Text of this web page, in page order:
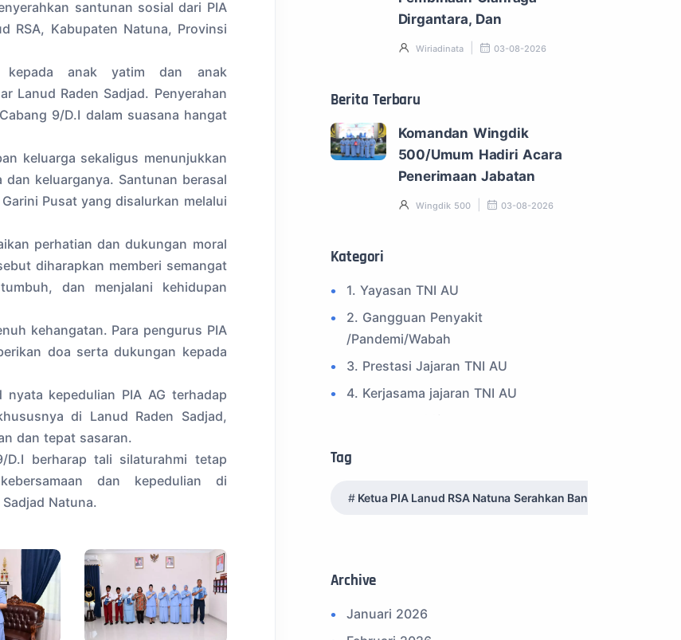
santunan sosial dari PIA
RSA, Kabupaten Natuna, Provinsi
kepada anak yatim dan anak
Lanud Raden Sadjad. Penyerahan
9/D.I dalam suasana hangat
keluarga sekaligus menunjukkan
keluarganya. Santunan berasal
Pusat yang disalurkan melalui
perhatian dan dukungan moral
diharapkan memberi semangat
dan menjalani kehidupan
kehangatan. Para pengurus PIA
doa serta dukungan kepada
kepedulian PIA AG terhadap
di Lanud Raden Sadjad,
dan tepat sasaran.
D.I berharap tali silaturahmi tetap
dan kepedulian di
Natuna.
Dirgantara, Dan
Wiriadinata 03-08-2026
Berita Terbaru
Komandan Wingdik
500/Umum Hadiri Acara
Penerimaan Jabatan
Wingdik 500 03-08-2026
Kategori
1. Yayasan TNI AU
2. Gangguan Penyakit
/Pandemi/Wabah
3. Prestasi Jajaran TNI AU
4. Kerjasama jajaran TNI AU
8. SPAM Sosial Media
11. Info Operasi dan Latihan
12. Federasi Aero Sport Indonesia
13. Satuan Karya Dirgantara - Pramuka
Tag
Ketua PIA Lanud RSA Natuna Serahkan Bantuan Sosial
Archive
Januari 2026